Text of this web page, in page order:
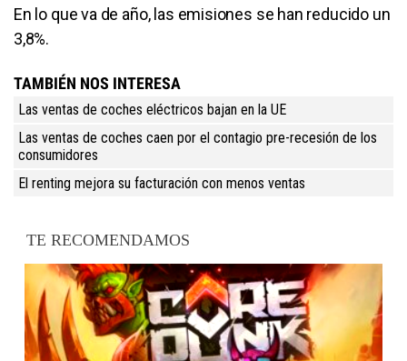
En lo que va de año, las emisiones se han reducido un
3,8%.
TAMBIÉN NOS INTERESA
Las ventas de coches eléctricos bajan en la UE
Las ventas de coches caen por el contagio pre-recesión de los
consumidores
El renting mejora su facturación con menos ventas
TE RECOMENDAMOS